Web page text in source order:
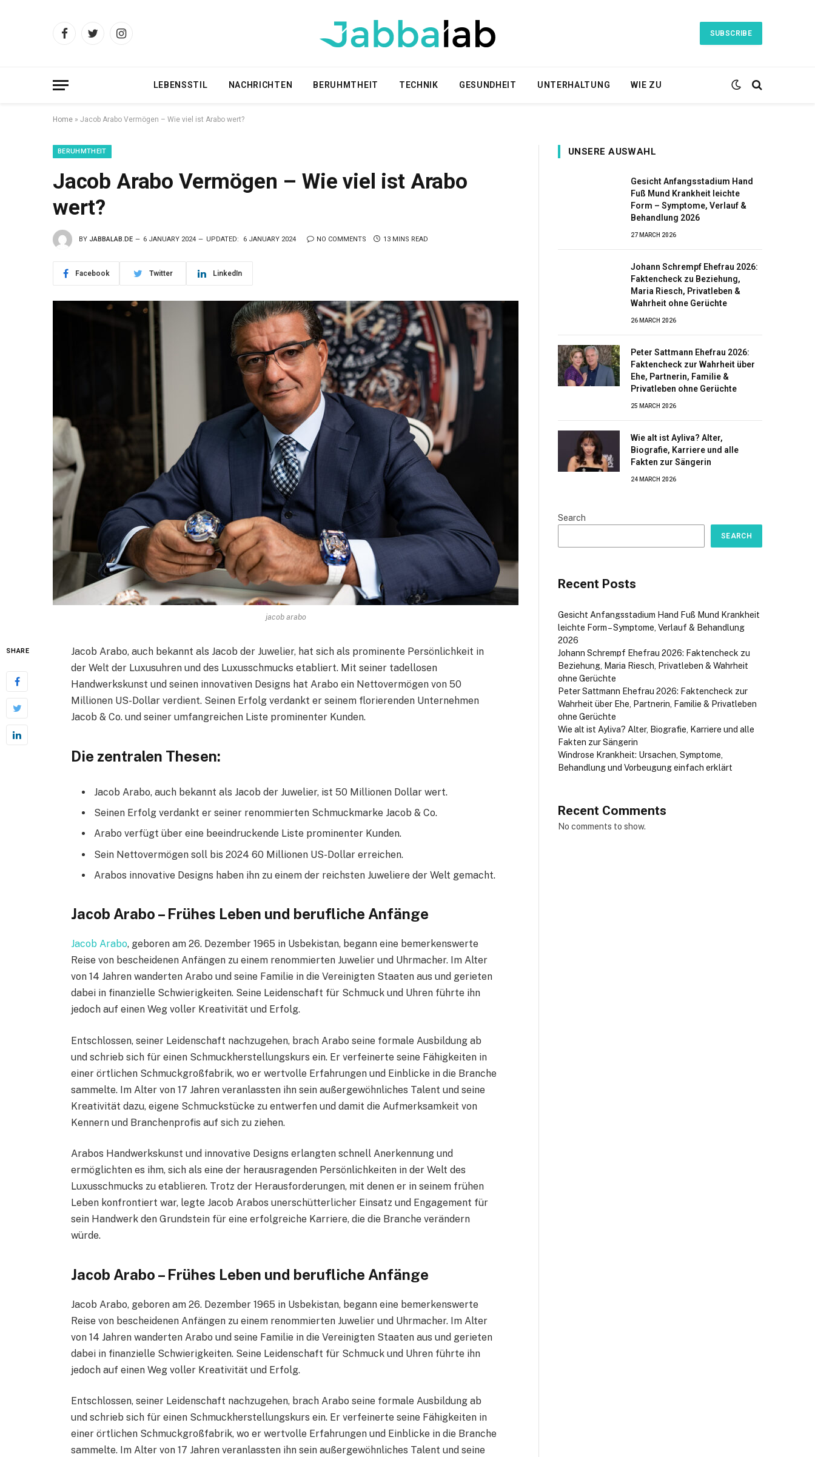
FacebookTwitterInstagram
SUBSCRIBE
LEBENSSTIL NACHRICHTEN BERUHMTHEIT TECHNIK GESUNDHEIT UNTERHALTUNG WIE ZU
Home » Jacob Arabo Vermögen – Wie viel ist Arabo wert?
BERUHMTHEIT
Jacob Arabo Vermögen – Wie viel ist Arabo
wert?
BY JABBALAB.DE 6 JANUARY 2024 UPDATED: 6 JANUARY 2024 NO COMMENTS 13 MINS READ
Facebook Twitter LinkedIn
jacob arabo
SHARE
Jacob Arabo, auch bekannt als Jacob der Juwelier, hat sich als prominente Persönlichkeit in
der Welt der Luxusuhren und des Luxusschmucks etabliert. Mit seiner tadellosen
Handwerkskunst und seinen innovativen Designs hat Arabo ein Nettovermögen von 50
Millionen US-Dollar verdient. Seinen Erfolg verdankt er seinem florierenden Unternehmen
Jacob & Co. und seiner umfangreichen Liste prominenter Kunden.
Die zentralen Thesen:
Jacob Arabo, auch bekannt als Jacob der Juwelier, ist 50 Millionen Dollar wert.
Seinen Erfolg verdankt er seiner renommierten Schmuckmarke Jacob & Co.
Arabo verfügt über eine beeindruckende Liste prominenter Kunden.
Sein Nettovermögen soll bis 2024 60 Millionen US-Dollar erreichen.
Arabos innovative Designs haben ihn zu einem der reichsten Juweliere der Welt gemacht.
Jacob Arabo – Frühes Leben und berufliche Anfänge
Jacob Arabo, geboren am 26. Dezember 1965 in Usbekistan, begann eine bemerkenswerte
Reise von bescheidenen Anfängen zu einem renommierten Juwelier und Uhrmacher. Im Alter
von 14 Jahren wanderten Arabo und seine Familie in die Vereinigten Staaten aus und gerieten
dabei in finanzielle Schwierigkeiten. Seine Leidenschaft für Schmuck und Uhren führte ihn
jedoch auf einen Weg voller Kreativität und Erfolg.
Entschlossen, seiner Leidenschaft nachzugehen, brach Arabo seine formale Ausbildung ab
und schrieb sich für einen Schmuckherstellungskurs ein. Er verfeinerte seine Fähigkeiten in
einer örtlichen Schmuckgroßfabrik, wo er wertvolle Erfahrungen und Einblicke in die Branche
sammelte. Im Alter von 17 Jahren veranlassten ihn sein außergewöhnliches Talent und seine
Kreativität dazu, eigene Schmuckstücke zu entwerfen und damit die Aufmerksamkeit von
Kennern und Branchenprofis auf sich zu ziehen.
Arabos Handwerkskunst und innovative Designs erlangten schnell Anerkennung und
ermöglichten es ihm, sich als eine der herausragenden Persönlichkeiten in der Welt des
Luxusschmucks zu etablieren. Trotz der Herausforderungen, mit denen er in seinem frühen
Leben konfrontiert war, legte Jacob Arabos unerschütterlicher Einsatz und Engagement für
sein Handwerk den Grundstein für eine erfolgreiche Karriere, die die Branche verändern
würde.
Jacob Arabo – Frühes Leben und berufliche Anfänge
Jacob Arabo, geboren am 26. Dezember 1965 in Usbekistan, begann eine bemerkenswerte
Reise von bescheidenen Anfängen zu einem renommierten Juwelier und Uhrmacher. Im Alter
von 14 Jahren wanderten Arabo und seine Familie in die Vereinigten Staaten aus und gerieten
dabei in finanzielle Schwierigkeiten. Seine Leidenschaft für Schmuck und Uhren führte ihn
jedoch auf einen Weg voller Kreativität und Erfolg.
Entschlossen, seiner Leidenschaft nachzugehen, brach Arabo seine formale Ausbildung ab
und schrieb sich für einen Schmuckherstellungskurs ein. Er verfeinerte seine Fähigkeiten in
einer örtlichen Schmuckgroßfabrik, wo er wertvolle Erfahrungen und Einblicke in die Branche
sammelte. Im Alter von 17 Jahren veranlassten ihn sein außergewöhnliches Talent und seine
UNSERE AUSWAHL
Gesicht Anfangsstadium Hand
Fuß Mund Krankheit leichte
Form – Symptome, Verlauf &
Behandlung 2026
27 MARCH 2026
Johann Schrempf Ehefrau 2026:
Faktencheck zu Beziehung,
Maria Riesch, Privatleben &
Wahrheit ohne Gerüchte
26 MARCH 2026
Peter Sattmann Ehefrau 2026:
Faktencheck zur Wahrheit über
Ehe, Partnerin, Familie &
Privatleben ohne Gerüchte
25 MARCH 2026
Wie alt ist Ayliva? Alter,
Biografie, Karriere und alle
Fakten zur Sängerin
24 MARCH 2026
Search
SEARCH
Recent Posts
Gesicht Anfangsstadium Hand Fuß Mund Krankheit
leichte Form – Symptome, Verlauf & Behandlung
2026
Johann Schrempf Ehefrau 2026: Faktencheck zu
Beziehung, Maria Riesch, Privatleben & Wahrheit
ohne Gerüchte
Peter Sattmann Ehefrau 2026: Faktencheck zur
Wahrheit über Ehe, Partnerin, Familie & Privatleben
ohne Gerüchte
Wie alt ist Ayliva? Alter, Biografie, Karriere und alle
Fakten zur Sängerin
Windrose Krankheit: Ursachen, Symptome,
Behandlung und Vorbeugung einfach erklärt
Recent Comments
No comments to show.